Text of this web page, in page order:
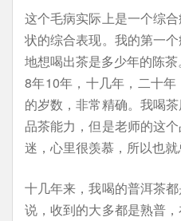
这个毛病实际上是一个综
状的综合表现。我的第一
地想喝出茶是多少年的陈
8年10年，十几年，二十
的岁数，非常精确。我喝
品茶能力，但是老师的这
迷，心里很羡慕，所以也就
十几年来，我喝的普洱茶
说，收到的大多都是熟普